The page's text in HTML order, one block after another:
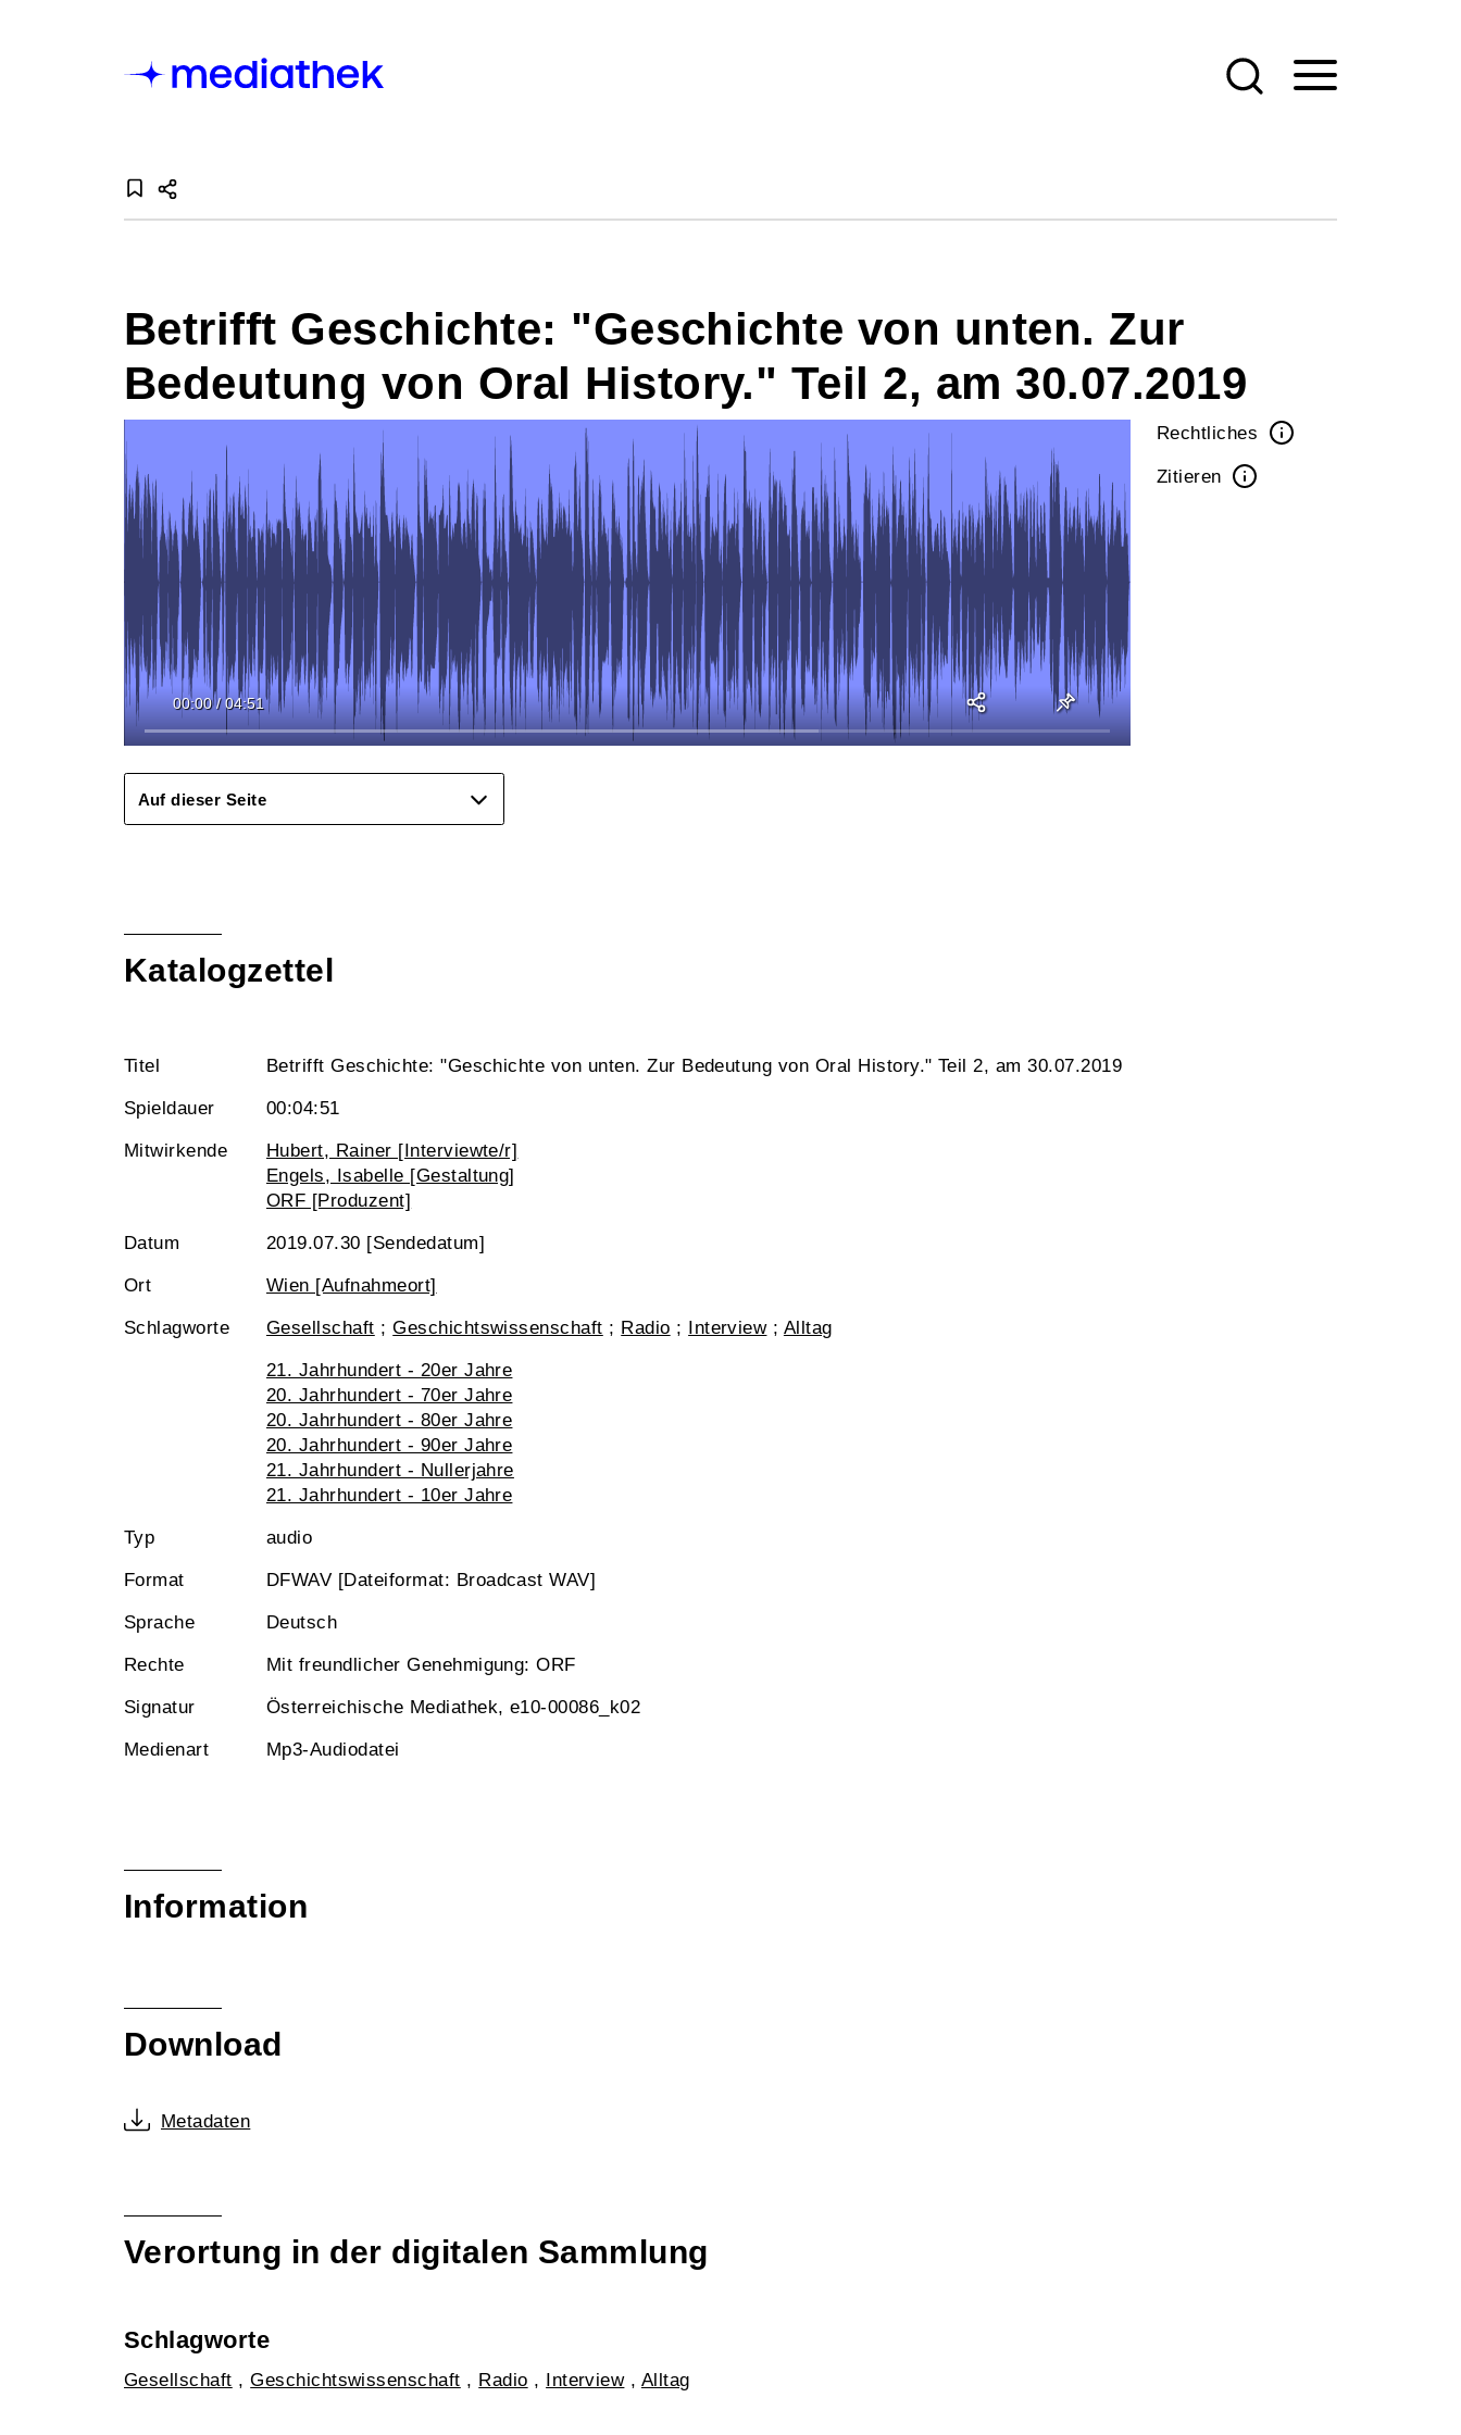
Betrifft Geschichte: "Geschichte von unten. Zur
Bedeutung von Oral History." Teil 2, am 30.07.2019
00:00 / 04:51
Rechtliches
Zitieren
Auf dieser Seite
Katalogzettel
Titel Betrifft Geschichte: "Geschichte von unten. Zur Bedeutung von Oral History." Teil 2, am 30.07.2019
Spieldauer 00:04:51
Mitwirkende
Hubert, Rainer [Interviewte/r]
Engels, Isabelle [Gestaltung]
ORF [Produzent]
Datum 2019.07.30 [Sendedatum]
Ort Wien [Aufnahmeort]
Schlagworte Gesellschaft ;Geschichtswissenschaft ; Radio ; Interview; Alltag
21. Jahrhundert - 20er Jahre
20. Jahrhundert - 70er Jahre
20. Jahrhundert - 80er Jahre
20. Jahrhundert - 90er Jahre
21. Jahrhundert - Nullerjahre
21. Jahrhundert - 10er Jahre
Typ audio
Format DFWAV [Dateiformat: Broadcast WAV]
Sprache Deutsch
Rechte Mit freundlicher Genehmigung: ORF
Signatur Österreichische Mediathek, e10-00086_k02
Medienart Mp3-Audiodatei
Information
Download
Metadaten
Verortung in der digitalen Sammlung
Schlagworte
Gesellschaft ,Geschichtswissenschaft , Radio , Interview, Alltag